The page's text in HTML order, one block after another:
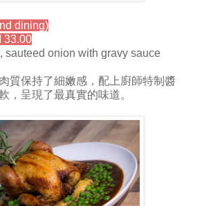
dining)
33.00
sauteed onion with gravy sauce
質保持了細嫩感，配上廚師特制醬
，呈現了最真實的味道。